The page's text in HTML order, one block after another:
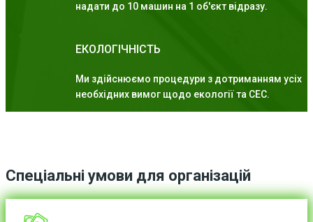
надати до 10 машин на 1 об'єкт відразу.
ЕКОЛОГІЧНІСТЬ
Ми здійснюємо процедури з дотриманням усіх
необхідних вимог щодо екології та СЕС.
Спеціальні умови для організацій